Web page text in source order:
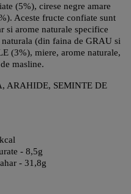
(5%), cirese negre amare
Aceste fructe confiate sunt
si arome naturale specifice
(din faina de GRAU si
(3%), miere, arome naturale,
masline.
ARAHIDE, SEMINTE DE
- 8,5g
- 31,8g